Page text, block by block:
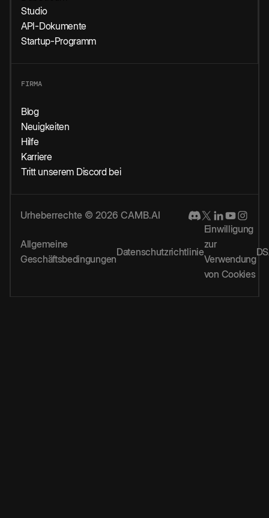
Studio
API-Dokumente
Startup-Programm
FIRMA
Blog
Neuigkeiten
Hilfe
Karriere
Tritt unserem Discord bei
Urheberrechte © 2026 CAMB.AI
Allgemeine
Geschäftsbedingungen
Datenschutzrichtlinie
Einwilligung
zur
Verwendung
von Cookies